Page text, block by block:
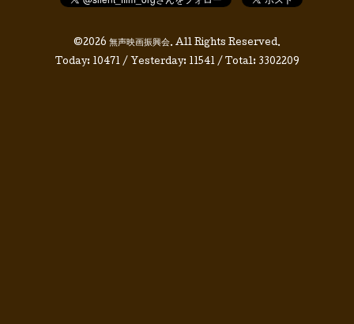
©2026 無声映画振興会. All Rights Reserved.
Today: 10471/ Yesterday: 11541/ Total: 3302209